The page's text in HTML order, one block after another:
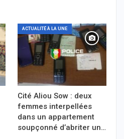
ACTUALITÉ À LA UNE
Cité Aliou Sow : deux
femmes interpellées
dans un appartement
soupçonné d’abriter un…